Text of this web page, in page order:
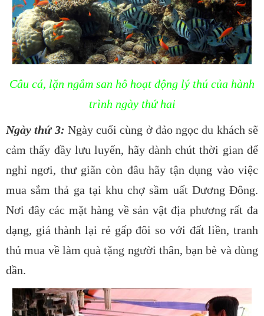
Câu cá, lặn ngắm san hô hoạt động lý thú của hành
trình ngày thứ hai
Ngày thứ 3: Ngày cuối cùng ở đảo ngọc du khách sẽ
cảm thấy đầy lưu luyến, hãy dành chút thời gian để
nghỉ ngơi, thư giãn còn đâu hãy tận dụng vào việc
mua sắm thả ga tại khu chợ sầm uất Dương Đông.
Nơi đây các mặt hàng về sản vật địa phương rất đa
dạng, giá thành lại rẻ gấp đôi so với đất liền, tranh
thủ mua về làm quà tặng người thân, bạn bè và dùng
dần.